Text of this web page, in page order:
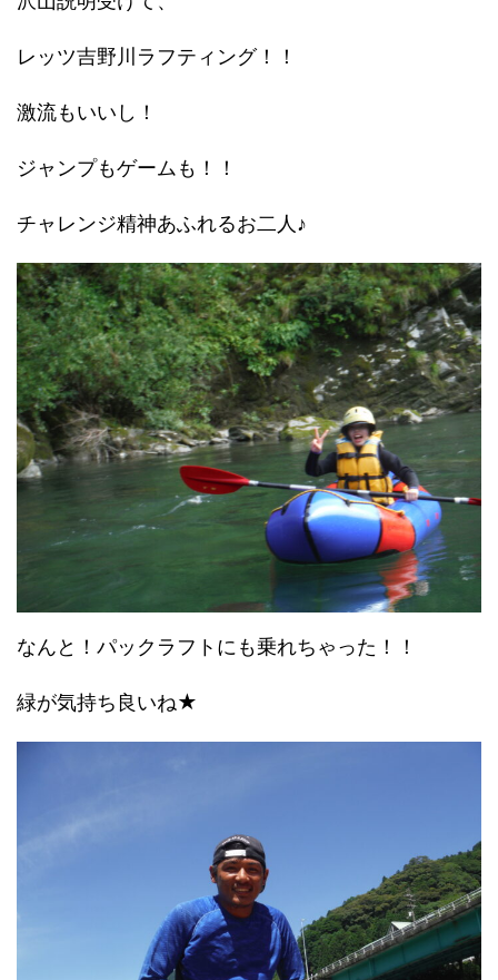
レッツ吉野川ラフティング！！
激流もいいし！
ジャンプもゲームも！！
チャレンジ精神あふれるお二人♪
なんと！パックラフトにも乗れちゃった！！
緑が気持ち良いね★